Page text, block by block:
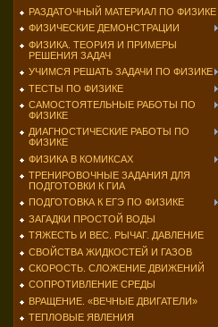
РАЗДАТОЧНЫЙ МАТЕРИАЛ ПО ФИЗИКЕ
ФИЗИЧЕСКИЕ ДЕМОНСТРАЦИИ
ФИЗИКА. ТЕОРИЯ И ПРИМЕРЫ
РЕШЕНИЯ ЗАДАЧ
УЧИМСЯ РЕШАТЬ ЗАДАЧИ ПО ФИЗИКЕ
ТЕСТЫ ПО ФИЗИКЕ
САМОСТОЯТЕЛЬНЫЕ РАБОТЫ ПО
ФИЗИКЕ
ДИАГНОСТИЧЕСКИЕ РАБОТЫ ПО
ФИЗИКЕ
ФИЗИКА В КОМИКСАХ
ТРЕНИРОВОЧНЫЕ ЗАДАНИЯ ДЛЯ
ПОДГОТОВКИ К ГИА
ПОДГОТОВКА К ЕГЭ ПО ФИЗИКЕ
ЗАГАДКИ ПРОСТОЙ ВОДЫ
ТЯЖЕСТЬ И ВЕС. РЫЧАГ. ДАВЛЕНИЕ
СВОЙСТВА ЖИДКОСТЕЙ И ГАЗОВ
СКОРОСТЬ. СЛОЖЕНИЕ ДВИЖЕНИЙ
СОПРОТИВЛЕНИЕ СРЕДЫ
ВРАЩЕНИЕ. «ВЕЧНЫЕ ДВИГАТЕЛИ»
ТЕПЛОВЫЕ ЯВЛЕНИЯ